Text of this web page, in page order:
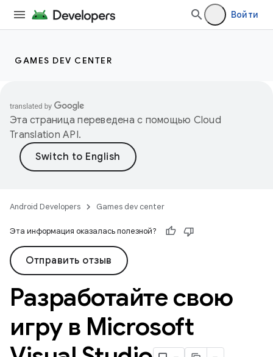
Войти
GAMES DEV CENTER
Эта страница переведена с помощью Cloud
Translation API.
Android Developers Games dev center
Эта информация оказалась полезной?
Отправить отзыв
Разработайте свою
игру в Microsoft